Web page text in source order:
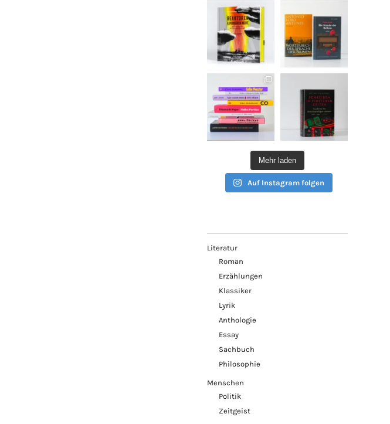
Mehr laden
Auf Instagram folgen
Literatur
Roman
Erzählungen
Klassiker
Lyrik
Anthologie
Essay
Sachbuch
Philosophie
Menschen
Politik
Zeitgeist